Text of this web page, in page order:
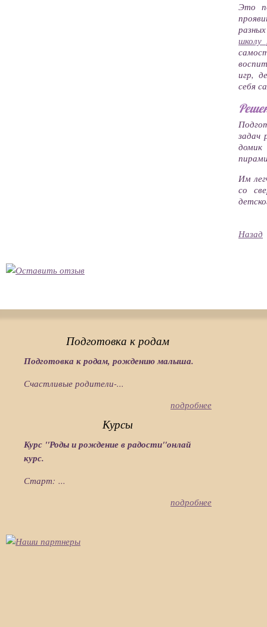
Это
школу
игр,
себя
задач
домик
Им
со
Назад
Подготовка к родам
Подготовка к родам, рождению малыша.
Счастливые родители-...
подробнее
Курсы
Курс "Роды и рождение в радости"онлай
курс.
Старт: ...
подробнее